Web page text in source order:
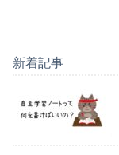
新着記事